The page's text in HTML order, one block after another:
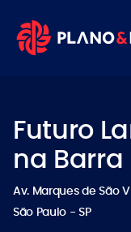
Futuro
na Barra
Av. Marques de São
São Paulo - SP